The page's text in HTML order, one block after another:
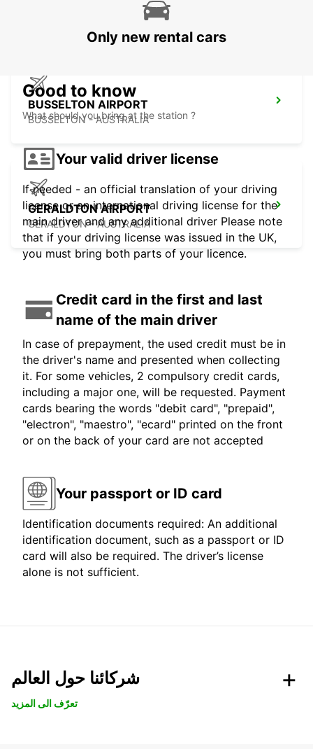
BUSSELTON - AUSTRALIA
BUSSELTON AIRPORT
BUSSELTON - AUSTRALIA
GERALDTON AIRPORT
GERALDTON - AUSTRALIA
Only new rental cars
Good to know
What should you bring at the station ?
Your valid driver license
If needed - an official translation of your driving
license or an international driving license for the
main driver and any additional driver Please note
that if your driving license was issued in the UK,
you must bring both parts of your licence.
Credit card in the first and last
name of the main driver
In case of prepayment, the used credit must be in
the driver's name and presented when collecting
it. For some vehicles, 2 compulsory credit cards,
including a major one, will be requested. Payment
cards bearing the words "debit card", "prepaid",
"electron", "maestro", "ecard" printed on the front
or on the back of your card are not accepted
Your passport or ID card
Identification documents required: An additional
identification document, such as a passport or ID
card will also be required. The driver’s license
alone is not sufficient.
شركائنا حول العالم
تعرّف الى المزيد